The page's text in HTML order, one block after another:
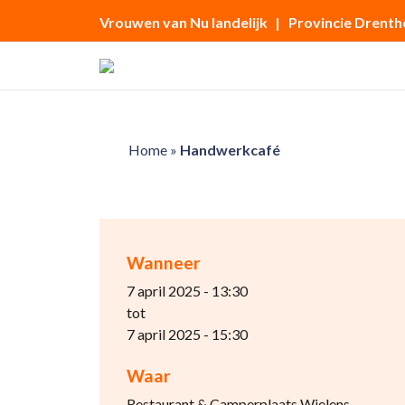
Vrouwen van Nu landelijk | Provincie
Home» Handwerkcafé
Wanneer
7 april 2025 - 13:30
tot
7 april 2025 - 15:30
Waar